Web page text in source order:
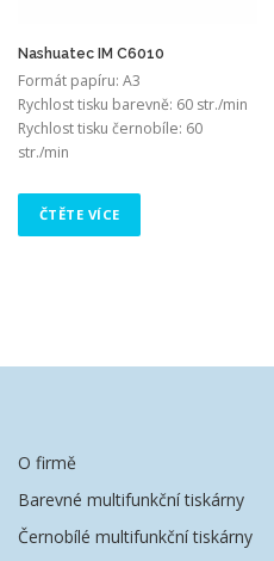
Nashuatec IM C6010
Formát papíru: A3
Rychlost tisku barevně: 60 str./min
Rychlost tisku černobíle: 60
str./min
ČTĚTE VÍCE
O firmě
Barevné multifunkční tiskárny
Černobílé multifunkční tiskárny